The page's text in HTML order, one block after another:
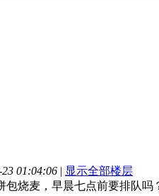
01:04:06 | 显示全部楼层
包烧麦，早晨七点前要排队吗